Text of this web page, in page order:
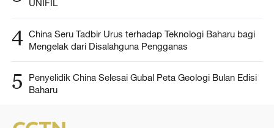
UNIFIL
4 China Seru Tadbir Urus terhadap Teknologi Baharu bagi
Mengelak dari Disalahguna Pengganas
5
Penyelidik China Selesai Gubal Peta Geologi Bulan Edisi
Baharu